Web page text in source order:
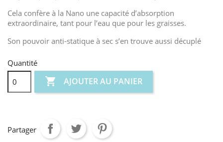
Cela confère à la Nano une capacité d’absorption
extraordinaire, tant pour l’eau que pour les graisses.
Son pouvoir anti-statique à sec s’en trouve aussi décuplé
Quantité
 AJOUTER AU PANIER
Partager